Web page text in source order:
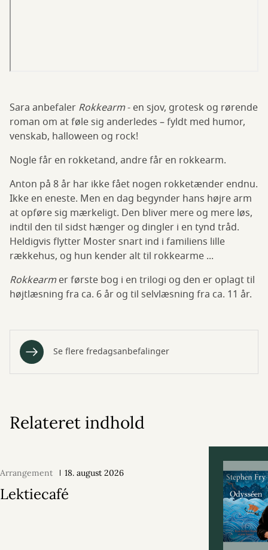
Sara anbefaler Rokkearm- en sjov, grotesk og rørende
roman om at føle sig anderledes – fyldt med humor,
venskab, halloween og rock!
Nogle får en rokketand, andre får en rokkearm.
Anton på 8 år har ikke fået nogen rokketænder endnu.
Ikke en eneste. Men en dag begynder hans højre arm
at opføre sig mærkeligt. Den bliver mere og mere løs,
indtil den til sidst hænger og dingler i en tynd tråd.
Heldigvis flytter Moster snart ind i familiens lille
rækkehus, og hun kender alt til rokkearme ...
Rokkearmer første bog i en trilogi og den er oplagt til
højtlæsning fra ca. 6 år og til selvlæsning fra ca. 11 år.
Se flere fredagsanbefalinger
Relateret indhold
Arrangement 18. august 2026
Lektiecafé